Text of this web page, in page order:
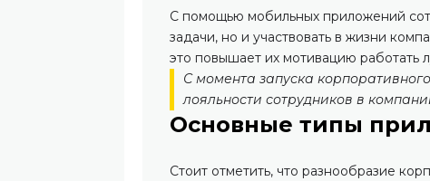
С помощью мобильных приложений
задачи, но и участвовать в жизни
это повышает их мотивацию работать
С момента запуска
лояльности сотрудников в
Основные типы
Стоит отметить, что разнообразие